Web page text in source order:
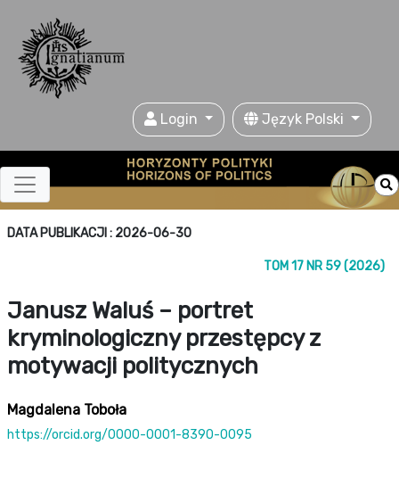
Login Język Polski
DATA PUBLIKACJI : 2026-06-30
TOM 17 NR 59 (2026)
Janusz Waluś – portret
kryminologiczny przestępcy z
motywacji politycznych
Magdalena Toboła
https://orcid.org/0000-0001-8390-0095